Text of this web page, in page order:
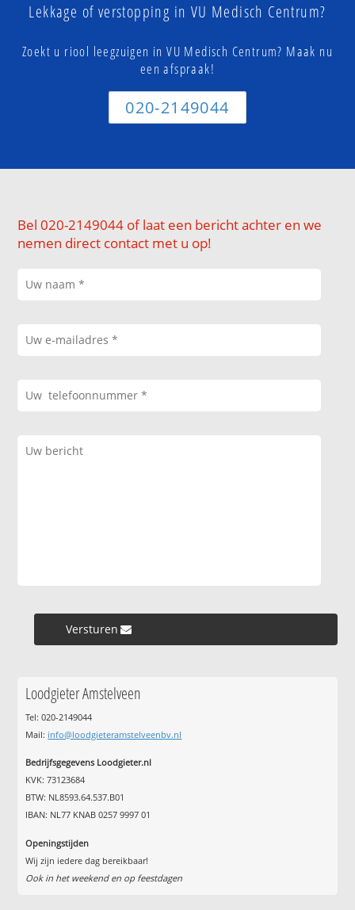
Lekkage of verstopping in VU Medisch Centrum?
Zoekt u riool leegzuigen in VU Medisch Centrum? Maak nu
een afspraak!
020-2149044
Bel 020-2149044 of laat een bericht achter en we
nemen direct contact met u op!
Versturen »
Loodgieter Amstelveen
Tel: 020-2149044
Mail: info@loodgieteramstelveenbv.nl
Bedrijfsgegevens Loodgieter.nl
KVK: 73123684
BTW: NL8593.64.537.B01
IBAN: NL77 KNAB 0257 9997 01
Openingstijden
Wij zijn iedere dag bereikbaar!
Ook in het weekend en op feestdagen